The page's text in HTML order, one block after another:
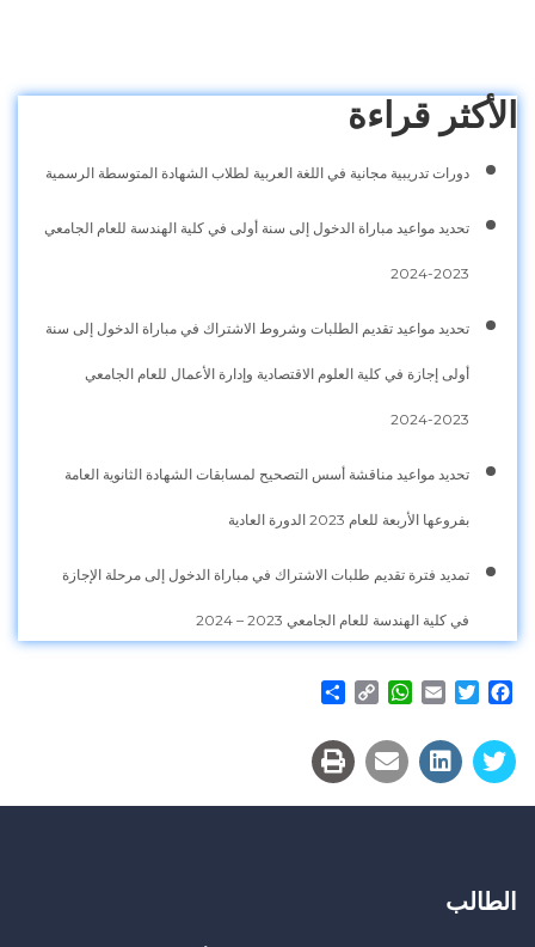
الأكثر قراءة
دورات تدريبية مجانية في اللغة العربية لطلاب الشهادة المتوسطة الرسمية
تحديد مواعيد مباراة الدخول إلى سنة أولى في كلية الهندسة للعام الجامعي
2023-2024
تحديد مواعيد تقديم الطلبات وشروط الاشتراك في مباراة الدخول إلى سنة
أولى إجازة في كلية العلوم الاقتصادية وإدارة الأعمال للعام الجامعي
2023-2024
تحديد مواعيد مناقشة أسس التصحيح لمسابقات الشهادة الثانوية العامة
بفروعها الأربعة للعام 2023 الدورة العادية
تمديد فترة تقديم طلبات الاشتراك في مباراة الدخول إلى مرحلة الإجازة
في كلية الهندسة للعام الجامعي 2023 – 2024
Facebook
Twitter
Email
WhatsApp
Copy
الطالب